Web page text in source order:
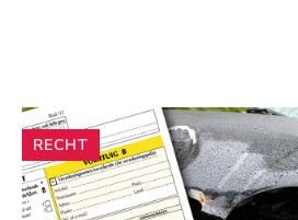
Andere
artikelen
RECHT